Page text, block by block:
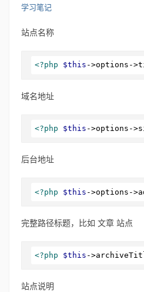
学习笔记
站点名称
<?php $this ->options-
域名地址
<?php $this ->options-
后台地址
<?php $this ->options-
完整路径标题，比如 文章 站点
<?php $this -
站点说明